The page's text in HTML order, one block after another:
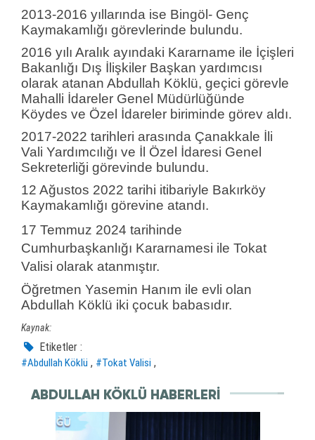
2013-2016 yıllarında ise Bingöl- Genç
Kaymakamlığı görevlerinde bulundu.
2016 yılı Aralık ayındaki Kararname ile İçişleri
Bakanlığı Dış İlişkiler Başkan yardımcısı
olarak atanan Abdullah Köklü, geçici görevle
Mahalli İdareler Genel Müdürlüğünde
Köydes ve Özel İdareler biriminde görev aldı.
2017-2022 tarihleri arasında Çanakkale İli
Vali Yardımcılığı ve İl Özel İdaresi Genel
Sekreterliği görevinde bulundu.
12 Ağustos 2022 tarihi itibariyle Bakırköy
Kaymakamlığı görevine atandı.
17 Temmuz 2024 tarihinde
Cumhurbaşkanlığı Kararnamesi ile Tokat
Valisi olarak atanmıştır.
Öğretmen Yasemin Hanım ile evli olan
Abdullah Köklü iki çocuk babasıdır.
Kaynak:
Etiketler :
#Abdullah Köklü , #Tokat Valisi ,
ABDULLAH KÖKLÜ HABERLERI